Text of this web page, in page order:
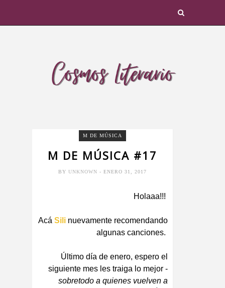
M DE MÚSICA
M DE MÚSICA #17
BY UNKNOWN - ENERO 31, 2017
Holaaa!!!
Acá Silinuevamente recomendando
algunas canciones.
Último día de enero, espero el
siguiente mes les traiga lo mejor -
sobretodo a quienes vuelven a